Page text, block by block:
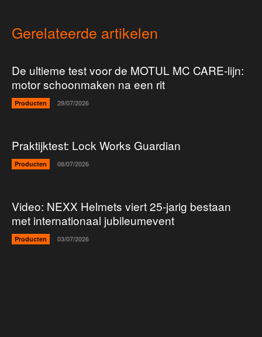
Gerelateerde artikelen
De ultieme test voor de MOTUL MC CARE-lijn:
motor schoonmaken na een rit
Producten 29/07/2026
Praktijktest: Lock Works Guardian
Producten 08/07/2026
Video: NEXX Helmets viert 25-jarig bestaan
met internationaal jubileumevent
Producten 03/07/2026